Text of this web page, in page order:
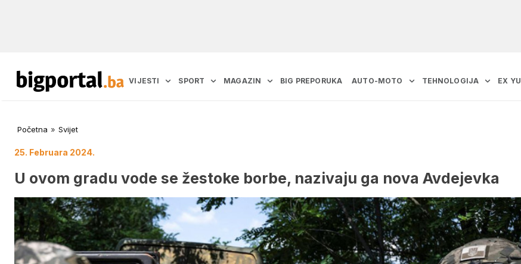
VIJESTI SPORT MAGAZIN BIG PREPORUKA AUTO-MOTO TEHNOLOGIJA EX YU
Početna » Svijet
25. Februara 2024.
U ovom gradu vode se žestoke borbe, nazivaju ga nova Avdejevka